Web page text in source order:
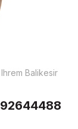
Balikesir